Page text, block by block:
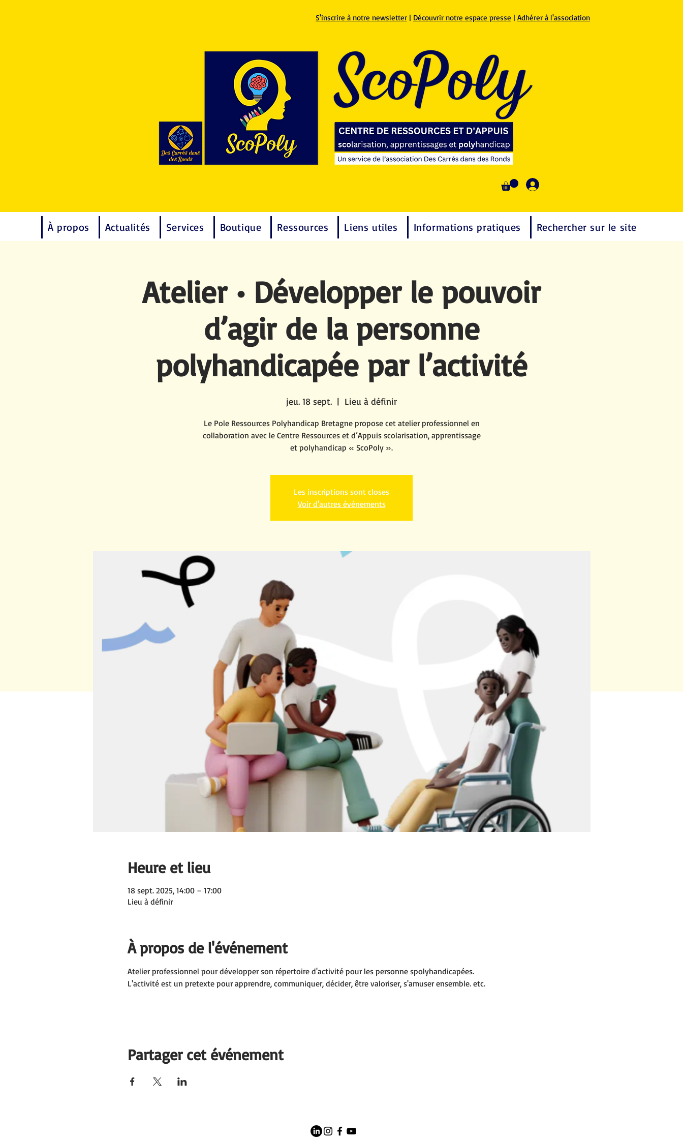
S'inscrire à notre newsletter | Découvrir notre espace presse | Adhérer à l'association
À propos Actualités Services Boutique Ressources Liens utiles Informations pratiques Rechercher sur le site
Atelier • Développer le pouvoir
d’agir de la personne
polyhandicapée par l’activité
jeu. 18 sept.
  |
Lieu à définir
Le Pole Ressources Polyhandicap Bretagne propose cet atelier professionnel en
collaboration avec le Centre Ressources et d’Appuis scolarisation, apprentissage
et polyhandicap « ScoPoly ».
Les inscriptions sont closes
Voir d'autres événements
Heure et lieu
18 sept. 2025, 14:00 – 17:00
Lieu à définir
À propos de l'événement
Atelier professionnel pour développer son répertoire d'activité pour les personne spolyhandicapées.
L'activité est un pretexte pour apprendre, communiquer, décider, être valoriser, s'amuser ensemble. etc.
Partager cet événement